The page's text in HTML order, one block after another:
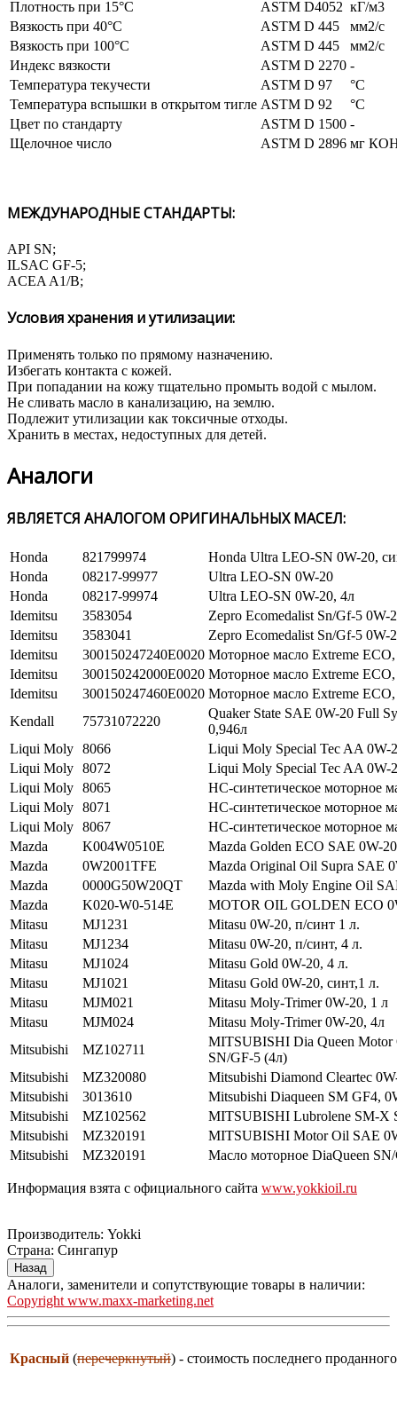
Плотность при 15°C ASTM D4052 кГ/м3
Вязкость при 40°С
ASTM D 445
мм2/с
Вязкость при 100°С
ASTM D 445
мм2/с
Индекс вязкости
ASTM D 2270 -
Температура текучести
ASTM D 97
°С
Температура вспышки в открытом тигле ASTM D 92
°С
Цвет по стандарту
ASTM D 1500 -
Щелочное число
ASTM D 2896 мг
МЕЖДУНАРОДНЫЕ СТАНДАРТЫ:
API SN;
ILSAC GF-5;
ACEA A1/B;
Условия хранения и утилизации:
Применять только по прямому назначению.
Избегать контакта с кожей.
При попадании на кожу тщательно промыть водой с мылом.
Не сливать масло в канализацию, на землю.
Подлежит утилизации как токсичные отходы.
Хранить в местах, недоступных для детей.
Аналоги
ЯВЛЯЕТСЯ АНАЛОГОМ ОРИГИНАЛЬНЫХ МАСЕЛ:
Honda 821799974
Honda Ultra LEO-SN 0W-20,
Honda
08217-99977
Ultra LEO-SN 0W-20
Honda
08217-99974
Ultra LEO-SN 0W-20, 4л
Idemitsu
3583054
Zepro Ecomedalist Sn/Gf-5 0W-
Idemitsu
3583041
Zepro Ecomedalist Sn/Gf-5 0W-
Idemitsu
300150247240E0020 Моторное масло Extreme
Idemitsu
300150242000E0020 Моторное масло Extreme
Idemitsu
300150247460E0020 Моторное масло Extreme
Kendall
75731072220
Quaker State SAE 0W-20 Full
0,946л
Liqui Moly 8066
Liqui Moly Special Tec AA 0W-
Liqui Moly 8072
Liqui Moly Special Tec AA 0W-
Liqui Moly 8065
НС-синтетическое моторное
Liqui Moly 8071
НС-синтетическое моторное
Liqui Moly 8067
НС-синтетическое моторное
Mazda
K004W0510E
Mazda Golden ECO SAE 0W-
Mazda
0W2001TFE
Mazda Original Oil Supra SAE
Mazda
0000G50W20QT
Mazda with Moly Engine Oil
Mazda
K020-W0-514E
MOTOR OIL GOLDEN ECO
Mitasu
MJ1231
Mitasu 0W-20, п/синт 1 л.
Mitasu
MJ1234
Mitasu 0W-20, п/синт, 4 л.
Mitasu
MJ1024
Mitasu Gold 0W-20, 4 л.
Mitasu
MJ1021
Mitasu Gold 0W-20, синт,1 л.
Mitasu
MJM021
Mitasu Moly-Trimer 0W-20, 1 л
Mitasu
MJM024
Mitasu Moly-Trimer 0W-20, 4л
Mitsubishi
MZ102711
MITSUBISHI Dia Queen
SN/GF-5 (4л)
Mitsubishi
MZ320080
Mitsubishi Diamond Cleartec
Mitsubishi
3013610
Mitsubishi Diaqueen SM GF4,
Mitsubishi
MZ102562
MITSUBISHI Lubrolene SM-Х
Mitsubishi
MZ320191
MITSUBISHI Motor Oil SAE
Mitsubishi
MZ320191 Масло моторное DiaQueen
Информация взята с официального сайта www.yokkioil.ru
Производитель: Yokki
Страна: Сингапур
Аналоги, заменители и сопутствующие товары в наличии:
Copyright www.maxx-marketing.net
Красный (перечеркнутый) - стоимость последнего